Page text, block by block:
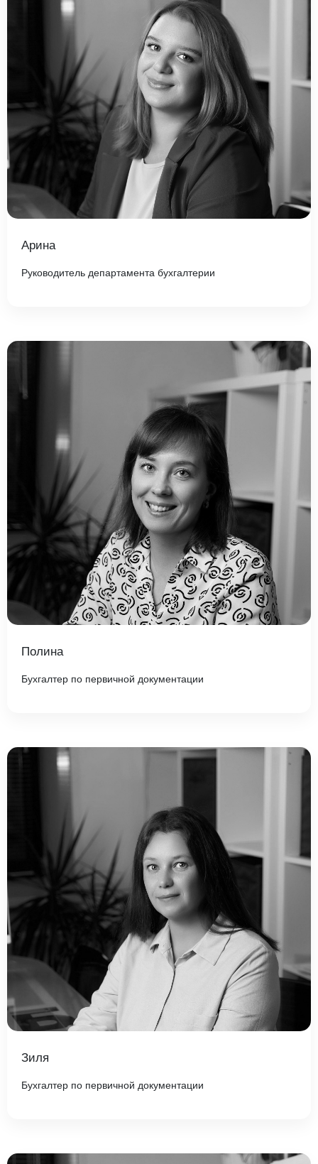
Арина
Руководитель департамента бухгалтерии
Полина
Бухгалтер по первичной документации
Зиля
Бухгалтер по первичной документации